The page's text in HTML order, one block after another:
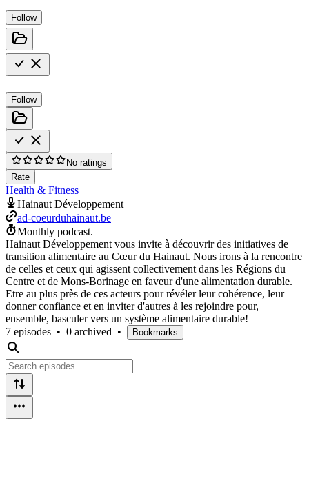
Follow
Follow
No ratings
Rate
Health & Fitness
Hainaut Développement
ad-coeurduhainaut.be
Monthly podcast.
Hainaut Développement vous invite à découvrir des initiatives de
transition alimentaire au Cœur du Hainaut. Nous irons à la rencontre
de celles et ceux qui agissent collectivement dans les Régions du
Centre et de Mons-Borinage en faveur d'une alimentation durable.
Etre au plus près de ces acteurs pour révéler leur cohérence, leur
donner confiance et en inviter d'autres à les rejoindre pour,
ensemble, basculer vers un système alimentaire durable!
7 episodes • 0 archived • Bookmarks